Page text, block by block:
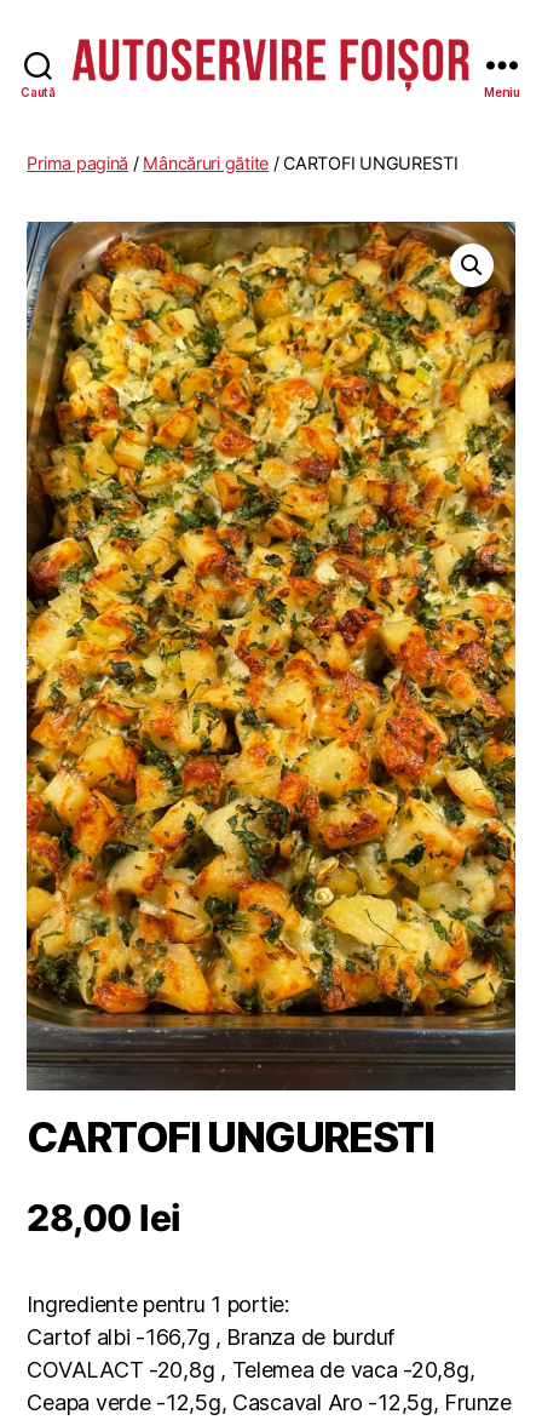
Caută
-
Meniu
Prima pagină / Mâncăruri gătite / CARTOFI UNGURESTI
CARTOFI UNGURESTI
28,00 lei
Ingrediente pentru 1 portie:
Cartof albi -166,7g , Branza de burduf
COVALACT -20,8g , Telemea de vaca -20,8g,
Ceapa verde -12,5g, Cascaval Aro -12,5g, Frunze